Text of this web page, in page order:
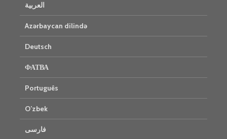
العربية
Azərbaycan dilində
Deutsch
ФАТВА
Português
O’zbek
فارسی